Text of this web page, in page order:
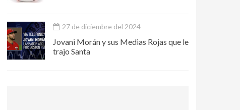
27 de diciembre del 2024
Jovani Morán y sus Medias Rojas que le
trajo Santa